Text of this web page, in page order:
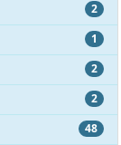
2
1
2
2
48